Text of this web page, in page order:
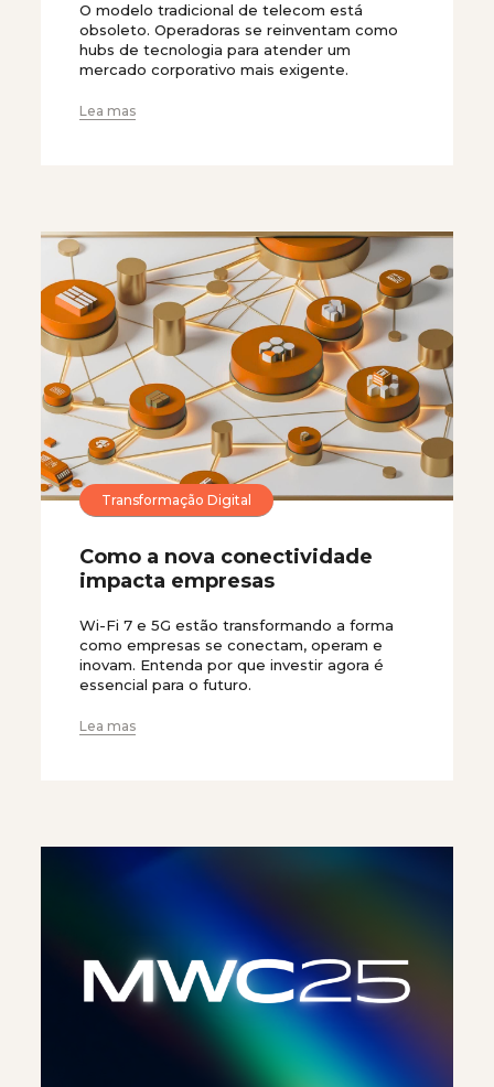
O modelo tradicional de telecom está
obsoleto. Operadoras se reinventam como
hubs de tecnologia para atender um
mercado corporativo mais exigente.
Lea mas
Transformação Digital
Como a nova conectividade
impacta empresas
Wi-Fi 7 e 5G estão transformando a forma
como empresas se conectam, operam e
inovam. Entenda por que investir agora é
essencial para o futuro.
Lea mas